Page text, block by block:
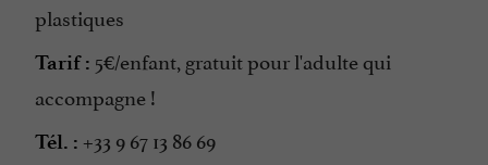
plastiques
Tarif : 5€/enfant, gratuit pour l'adulte qui
accompagne !
Tél. : +33 9 67 13 86 69